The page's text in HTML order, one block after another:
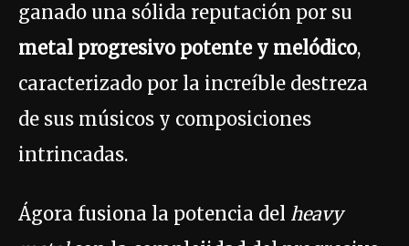
ganado una sólida reputación por su
metal progresivo potente y melódico,
caracterizado por la increíble destreza
de sus músicos y composiciones
intrincadas.
Ágora fusiona la potencia del heavy